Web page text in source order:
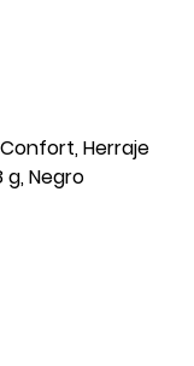
Herraje
g, Negro